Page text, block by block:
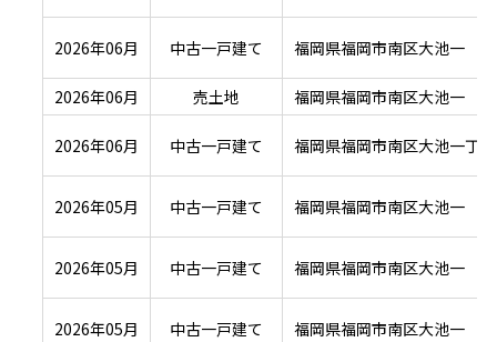
2026年06月 中古一戸建て 福岡県福岡市南区大池一
2026年06月 売土地 福岡県福岡市南区大池一
2026年06月 中古一戸建て 福岡県福岡市南区大池一丁目
2026年05月 中古一戸建て 福岡県福岡市南区大池一
2026年05月 中古一戸建て 福岡県福岡市南区大池一
2026年05月 中古一戸建て 福岡県福岡市南区大池一